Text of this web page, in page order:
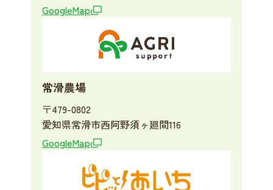
GoogleMap
常滑農場
〒479-0802
愛知県常滑市西阿野須ヶ廻間116
GoogleMap